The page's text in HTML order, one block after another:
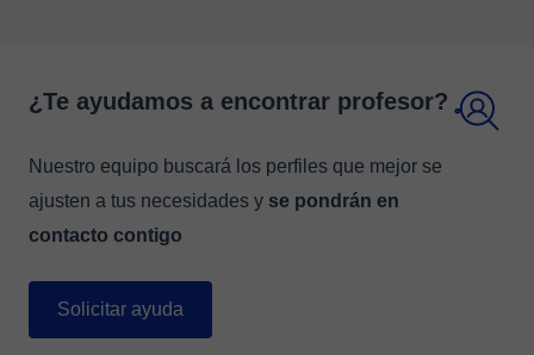
¿Te ayudamos a encontrar profesor?
Nuestro equipo buscará los perfiles que mejor se
ajusten a tus necesidades y se pondrán en
contacto contigo
Solicitar ayuda